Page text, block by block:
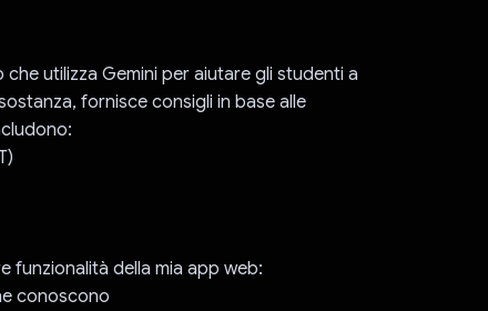
utilizza Gemini per aiutare gli studenti a
fornisce consigli in base alle
funzionalità della mia app web:
conoscono